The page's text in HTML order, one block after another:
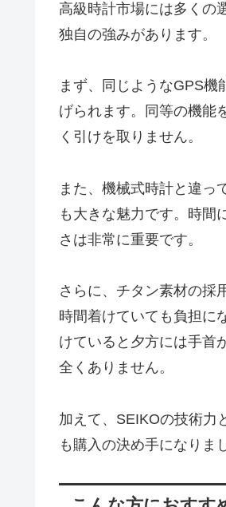
高級時計市場には多くの
独自の強みがあります。
まず、同じようなGPS機
げられます。同等の機能
く引けを取りません。
また、機械式時計と違っ
も大きな魅力です。時間
さは非常に重要です。
さらに、チタン素材の採
時間着けていても負担に
けていると夕方には手首
全くありません。
加えて、SEIKOの技術力
も購入の決め手になりま